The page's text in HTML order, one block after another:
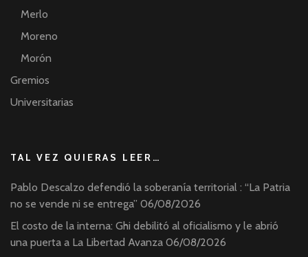
Merlo
Moreno
Morón
Gremios
Universitarias
TAL VEZ QUIERAS LEER…
Pablo Descalzo defendió la soberanía territorial : “La Patria
no se vende ni se entrega” 06/08/2026
El costo de la interna: Ghi debilitó al oficialismo y le abrió
una puerta a La Libertad Avanza 06/08/2026